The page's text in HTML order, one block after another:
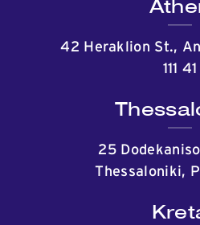
42 Heraklion St.,
111 41
25
Thessaloniki,